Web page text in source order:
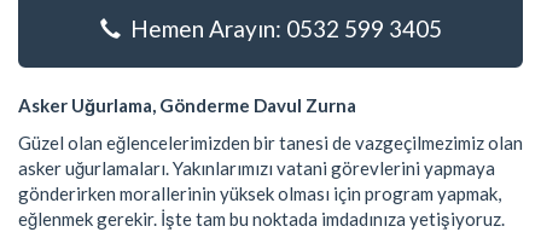
Hemen Arayın: 0532 599 3405
Asker Uğurlama, Gönderme Davul Zurna
Güzel olan eğlencelerimizden bir tanesi de vazgeçilmezimiz olan
asker uğurlamaları. Yakınlarımızı vatani görevlerini yapmaya
gönderirken morallerinin yüksek olması için program yapmak,
eğlenmek gerekir. İşte tam bu noktada imdadınıza yetişiyoruz.